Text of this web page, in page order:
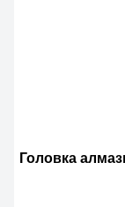
Головка